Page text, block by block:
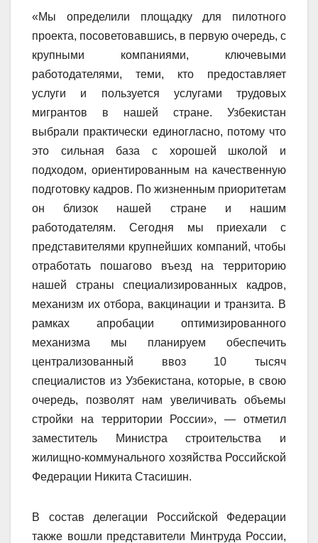
«Мы определили площадку для пилотного
проекта, посоветовавшись, в первую очередь, с
крупными компаниями, ключевыми
работодателями, теми, кто предоставляет
услуги и пользуется услугами трудовых
мигрантов в нашей стране. Узбекистан
выбрали практически единогласно, потому что
это сильная база с хорошей школой и
подходом, ориентированным на качественную
подготовку кадров. По жизненным приоритетам
он близок нашей стране и нашим
работодателям. Сегодня мы приехали с
представителями крупнейших компаний, чтобы
отработать пошагово въезд на территорию
нашей страны специализированных кадров,
механизм их отбора, вакцинации и транзита. В
рамках апробации оптимизированного
механизма мы планируем обеспечить
централизованный ввоз 10 тысяч
специалистов из Узбекистана, которые, в свою
очередь, позволят нам увеличивать объемы
стройки на территории России», — отметил
заместитель Министра строительства и
жилищно-коммунального хозяйства Российской
Федерации Никита Стасишин.
В состав делегации Российской Федерации
также вошли представители Минтруда России,